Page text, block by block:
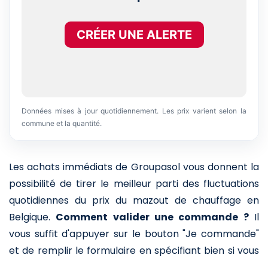
CRÉER UNE ALERTE
Données mises à jour quotidiennement. Les prix varient selon la
commune et la quantité.
Les achats immédiats de Groupasol vous donnent la
possibilité de tirer le meilleur parti des fluctuations
quotidiennes du prix du mazout de chauffage en
Belgique. Comment valider une commande ?Il
vous suffit d'appuyer sur le bouton "Je commande"
et de remplir le formulaire en spécifiant bien si vous